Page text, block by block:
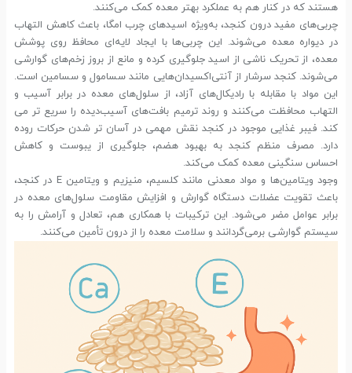
هستند که در کنار هم به عملکرد بهتر معده کمک می‌کنند.
چربی‌های مفید درون کنجد، به‌ویژه اسیدهای چرب امگا، باعث کاهش التهاب
در دیواره معده می‌شوند. این چربی‌ها با ایجاد لایه‌ای محافظ روی پوشش
معده، از تحریک ناشی از اسید جلوگیری کرده و مانع از بروز زخم‌های گوارشی
می‌شوند. کنجد سرشار از آنتی‌اکسیدان‌هایی مانند سسامول و سسامین است.
این مواد با مقابله با رادیکال‌های آزاد، از سلول‌های معده در برابر آسیب و
التهاب محافظت می‌کنند و روند ترمیم بافت‌های آسیب‌دیده را سریع تر می
کند. فیبر غذایی موجود در کنجد نقش مهمی در آسان تر شدن حرکات روده
دارد. مصرف منظم کنجد به بهبود هضم، جلوگیری از یبوست و کاهش
احساس سنگینی معده کمک می‌کند.
وجود ویتامین‌ها و مواد معدنی مانند کلسیم، منیزیم و ویتامین E در کنجد،
باعث تقویت عضلات دستگاه گوارش و افزایش مقاومت سلول‌های معده در
برابر عوامل مضر می‌شود. این ترکیبات با همکاری هم، تعادل و آرامش را به
سیستم گوارشی برمی‌گردانند و سلامت معده را از درون تأمین می‌کنند.